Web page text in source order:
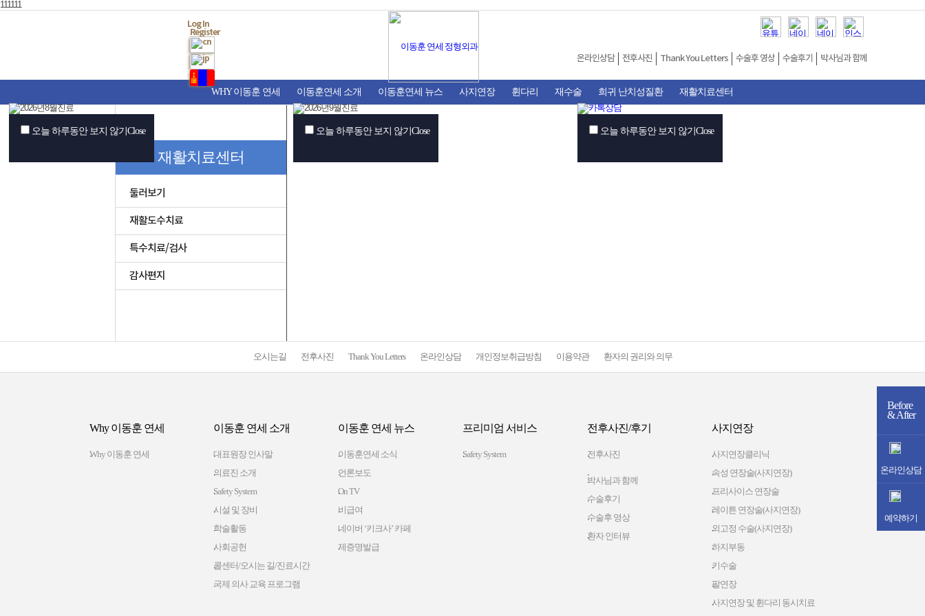
111111
온라인상담 전후사진 Thank You Letters 수술후 영상 수술후기 박사님과 함께
Log In
Register
WHY 이동훈 연세 이동훈연세 소개 이동훈연세 뉴스 사지연장 휜다리 재수술 희귀 난치성질환 재활치료센터
재활치료센터
둘러보기
재활도수치료
특수치료/검사
감사편지
오시는길 전후사진 Thank You Letters 온라인상담 개인정보취급방침 이용약관 환자의 권리와 의무
Why 이동훈 연세
Why 이동훈 연세
이동훈 연세 소개
대표원장 인사말
의료진 소개
Safety System
시설 및 장비
학술활동
사회공헌
콜센터/오시는 길/진료시간
국제 의사 교육 프로그램
이동훈 연세 뉴스
이동훈연세 소식
언론보도
On TV
비급여
네이버 ‘키크사’ 카페
제증명발급
프리미엄 서비스
Safety System
전후사진/후기
전후사진
박사님과 함께
수술후기
수술후 영상
환자 인터뷰
사지연장
사지연장클리닉
속성 연장술(사지연장)
프리사이스 연장술
레이튼 연장술(사지연장)
외고정 수술(사지연장)
하지부동
키수술
팔연장
사지연장 및 휜다리 동시치료
Before
& After
온라인상담
예약하기
오늘 하루동안 보지 않기 Close 오늘 하루동안 보지 않기 Close 오늘 하루동안 보지 않기 Close